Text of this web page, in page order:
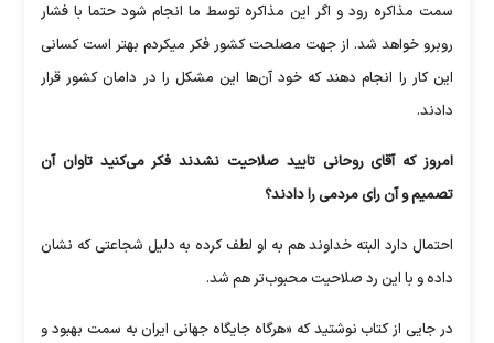
سمت مذاکره رود و اگر این مذاکره توسط ما انجام شود حتما با فشار
روبرو خواهد شد. از جهت مصلحت کشور فکر میکردم بهتر است کسانی
این کار را انجام دهند که خود آن‌ها این مشکل را در دامان کشور قرار
دادند.
امروز که آقای روحانی تایید صلاحیت نشدند فکر می‌کنید تاوان آن
تصمیم و آن رای مردمی را دادند؟
احتمال دارد البته خداوند هم به او لطف کرده به دلیل شجاعتی که نشان
داده و با این رد صلاحیت محبوب‌تر هم شد.
در جایی از کتاب نوشتید که «هرگاه جایگاه جهانی ایران به سمت بهبود و